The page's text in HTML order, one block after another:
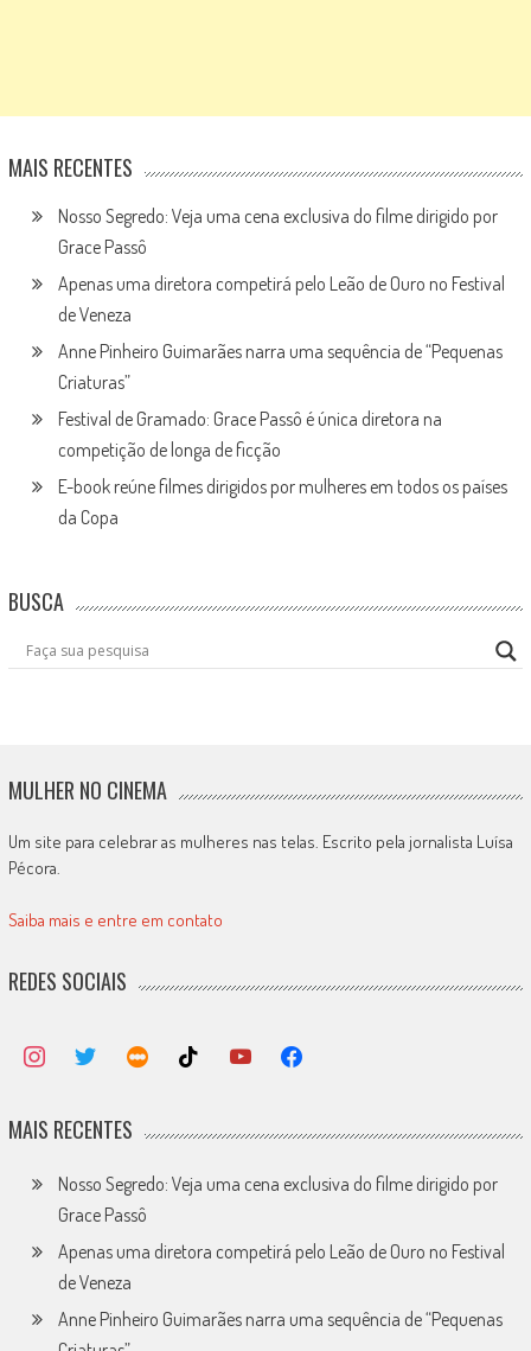
MAIS RECENTES
Nosso Segredo: Veja uma cena exclusiva do filme dirigido por
Grace Passô
Apenas uma diretora competirá pelo Leão de Ouro no Festival
de Veneza
Anne Pinheiro Guimarães narra uma sequência de “Pequenas
Criaturas”
Festival de Gramado: Grace Passô é única diretora na
competição de longa de ficção
E-book reúne filmes dirigidos por mulheres em todos os países
da Copa
BUSCA
MULHER NO CINEMA
Um site para celebrar as mulheres nas telas. Escrito pela jornalista Luísa
Pécora.
Saiba mais e entre em contato
REDES SOCIAIS
MAIS RECENTES
Nosso Segredo: Veja uma cena exclusiva do filme dirigido por
Grace Passô
Apenas uma diretora competirá pelo Leão de Ouro no Festival
de Veneza
Anne Pinheiro Guimarães narra uma sequência de “Pequenas